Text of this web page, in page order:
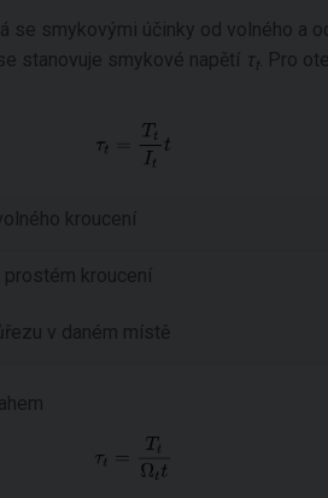
se smykovými účinky od volného a
stanovuje smykové napětí τ t . Pro
kroucení
kroucení
v daném místě